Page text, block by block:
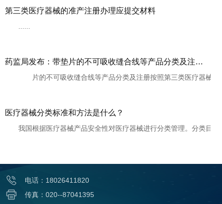
第三类医疗器械的准产注册办理应提交材料
药监局发布：带垫片的不可吸收缝合线等产品分类及注册按照第三类医疗器械管理
片的不可吸收缝合线等产品分类及注册按照第三类医疗器械管
医疗器械分类标准和方法是什么？
我国根据医疗器械产品安全性对医疗器械进行分类管理。分类目
电话：18026411820
传真：020--87041395